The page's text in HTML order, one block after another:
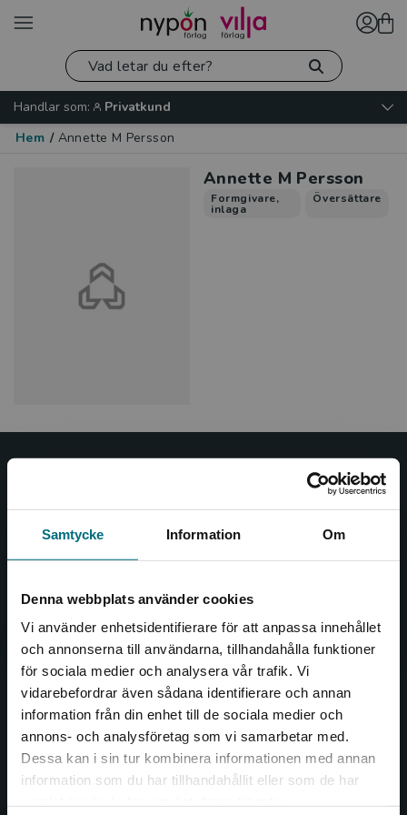
Samtycke Information Om
Denna webbplats använder cookies
Vi använder enhetsidentifierare för att anpassa innehållet
och annonserna till användarna, tillhandahålla funktioner
för sociala medier och analysera vår trafik. Vi
vidarebefordrar även sådana identifierare och annan
information från din enhet till de sociala medier och
annons- och analysföretag som vi samarbetar med.
Dessa kan i sin tur kombinera informationen med annan
information som du har tillhandahållit eller som de har
Begränsad fraktregion
Det verkar som att du besöker
Handlar som:
Privatkund
Hem / Annette M Persson
Annette M Persson
Formgivare,
inlaga
Översättare
och öppnar dörren till nya världar och möjligheter för
såväl barn som vuxna.
Kontakta oss
Kontakta oss
046-31 20 00
Box 141
221 00 Lund
Besöksadress: